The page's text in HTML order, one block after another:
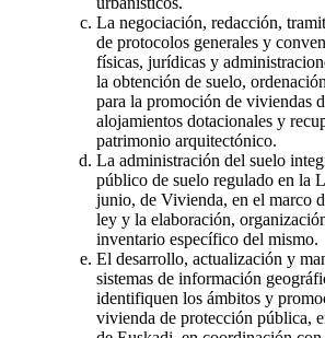
La negociación, redacción,
de protocolos generales y
físicas, jurídicas y
la obtención de suelo,
para la promoción de viviendas
alojamientos dotacionales y
patrimonio arquitectónico.
La administración del suelo
público de suelo regulado en la
junio, de Vivienda, en el marco
ley y la elaboración,
inventario específico del mismo.
El desarrollo, actualización y
sistemas de información
identifiquen los ámbitos y
vivienda de protección pública,